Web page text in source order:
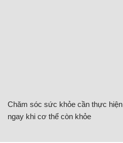
Chăm sóc sức khỏe cần thực hiện
ngay khi cơ thể còn khỏe